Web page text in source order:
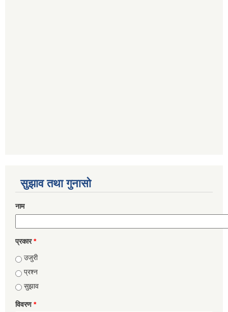
सुझाव तथा गुनासो
नाम
प्रकार*
उजुरी
प्रश्न
सुझाव
विवरण*